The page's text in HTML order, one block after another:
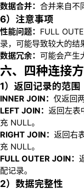
数据合并： 合并来自不
6）注意事项
性能问题： FULL
录，可能导致较大的结
数据冗余： 可能会产生
六、四种连接
1）返回记录的范围
INNER JOIN： 仅返回
LEFT JOIN： 返回左表
充 NULL。
RIGHT JOIN： 返回右
充 NULL。
FULL OUTER JOIN：
配记录。
2）数据完整性